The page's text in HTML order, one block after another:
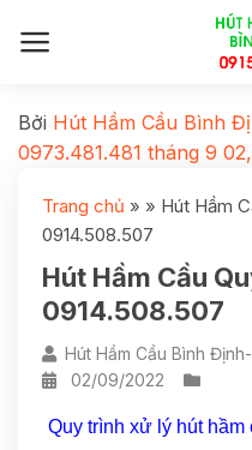
Bởi Hút Hầm Cầu Bình
0973.481.481 tháng 9
Trang chủ » » Hút Hầm
0914.508.507
Hút Hầm Cầu
0914.508.507
Hút Hầm Cầu Bình
02/09/2022
Quy trình xử lý hút hầm